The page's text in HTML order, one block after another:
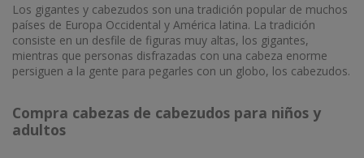
Los gigantes y cabezudos son una tradición popular de muchos
países de Europa Occidental y América latina. La tradición
consiste en un desfile de figuras muy altas, los gigantes,
mientras que personas disfrazadas con una cabeza enorme
persiguen a la gente para pegarles con un globo, los cabezudos.
Compra cabezas de cabezudos para niños y
adultos